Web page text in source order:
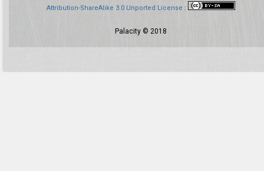
Attribution-ShareAlike 3.0 Unported License :
Palacity © 2018